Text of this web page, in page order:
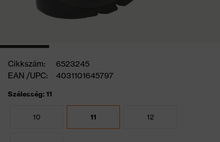
Cikkszám:
6523245
EAN /UPC:
4031101645797
Szélesség: 11
10 11 12